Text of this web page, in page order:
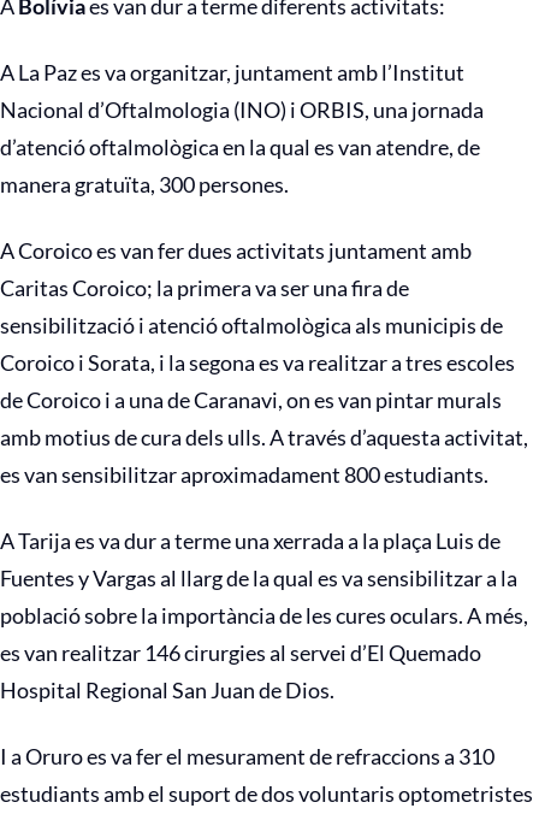
ABolíviaes van dur a terme diferents activitats:
A La Paz es va organitzar, juntament amb l’Institut
Nacional d’Oftalmologia (INO) i ORBIS, una jornada
d’atenció oftalmològica en la qual es van atendre, de
manera gratuïta, 300 persones.
A Coroico es van fer dues activitats juntament amb
Caritas Coroico; la primera va ser una fira de
sensibilització i atenció oftalmològica als municipis de
Coroico i Sorata, i la segona es va realitzar a tres escoles
de Coroico i a una de Caranavi, on es van pintar murals
amb motius de cura dels ulls. A través d’aquesta activitat,
es van sensibilitzar aproximadament 800 estudiants.
A Tarija es va dur a terme una xerrada a la plaça Luis de
Fuentes y Vargas al llarg de la qual es va sensibilitzar a la
població sobre la importància de les cures oculars. A més,
es van realitzar 146 cirurgies al servei d’El Quemado
Hospital Regional San Juan de Dios.
I a Oruro es va fer el mesurament de refraccions a 310
estudiants amb el suport de dos voluntaris optometristes